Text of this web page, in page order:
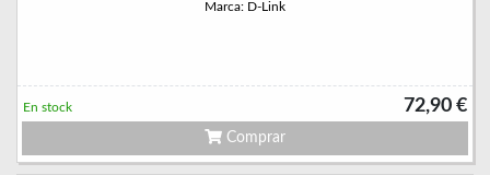
Marca: D-Link
72,90 €
En stock
Comprar